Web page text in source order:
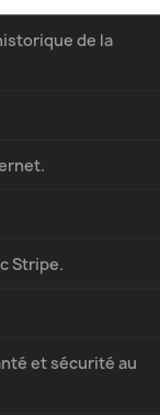
de la
Stripe.
et sécurité au